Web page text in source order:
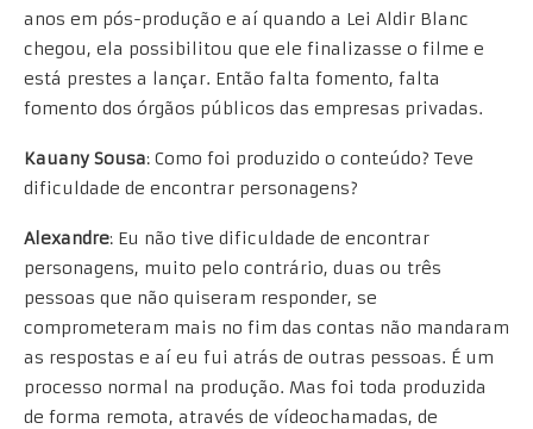
anos em pós-produção e aí quando a Lei Aldir Blanc
chegou, ela possibilitou que ele finalizasse o filme e
está prestes a lançar. Então falta fomento, falta
fomento dos órgãos públicos das empresas privadas.
Kauany Sousa: Como foi produzido o conteúdo? Teve
dificuldade de encontrar personagens?
Alexandre: Eu não tive dificuldade de encontrar
personagens, muito pelo contrário, duas ou três
pessoas que não quiseram responder, se
comprometeram mais no fim das contas não mandaram
as respostas e aí eu fui atrás de outras pessoas. É um
processo normal na produção. Mas foi toda produzida
de forma remota, através de vídeochamadas, de